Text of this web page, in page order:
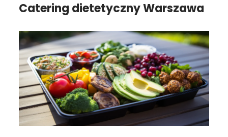
Catering dietetyczny Warszawa